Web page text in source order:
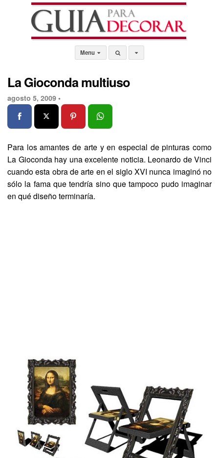
Menu
La Gioconda multiuso
agosto 5, 2009 •
Para los amantes de arte y en especial de pinturas como
La Gioconda hay una excelente noticia. Leonardo de Vinci
cuando esta obra de arte en el siglo XVI nunca imaginó no
sólo la fama que tendría sino que tampoco pudo imaginar
en qué diseño terminaría.